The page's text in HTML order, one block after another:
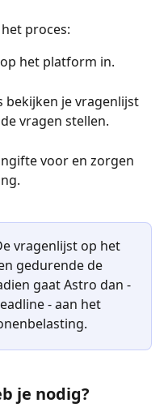
proces:
het platform in.
bekijken je vragenlijst
vragen stellen.
voor en zorgen
vragenlijst op het
gedurende de
gaat Astro dan -
- aan het
je nodig?